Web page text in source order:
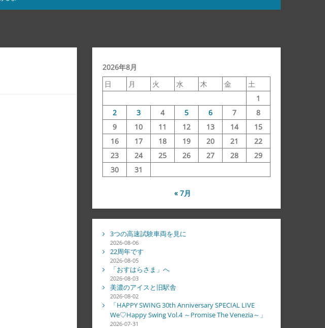
2026年8月
日
月 火 水 木 金
土
1
2
3 4 5 6 7
8
9
10 11 12 13 14
15
16
17 18 19 20 21
22
23
24 25 26 27 28
29
30
31
« 7月
3つの高速試験車両を見に
2026-08-06
22周年です
2026-08-05
「おすはらさま」へ
2026-08-03
美濃のアイスと旧駅舎
2026-08-02
「HAPPY SWING 30th Anniversary SPECIAL LIVE
We♡Happy Swing Vol.4 ～Promise The Venezia～」
2026-07-31